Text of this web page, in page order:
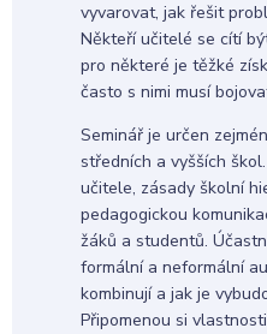
vyvarovat, jak řešit
Někteří učitelé se cítí
pro některé je těžké
často s nimi musí
Seminář je určen
středních a vyšších
učitele, zásady školní
pedagogickou
žáků a studentů.
formální a neformální
kombinují a jak je
Připomenou si